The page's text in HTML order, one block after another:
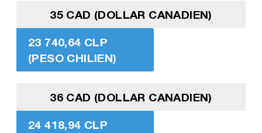
35 CAD (DOLLAR CANADIEN)
23 740,64 CLP
(PESO CHILIEN)
36 CAD (DOLLAR CANADIEN)
24 418,94 CLP